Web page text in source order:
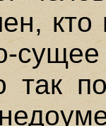
кто
так